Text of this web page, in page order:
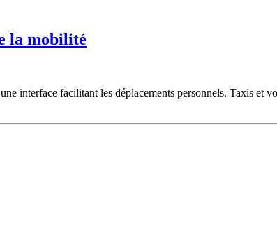
la mobilité
interface facilitant les déplacements personnels. Taxis et